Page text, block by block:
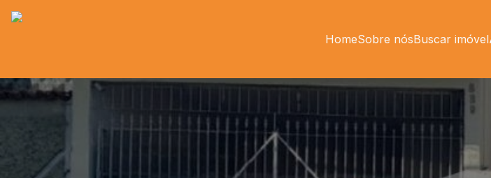
HomeSobre nósBuscar imóvel